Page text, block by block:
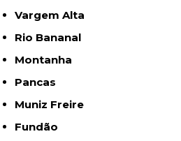
Vargem Alta
Rio Bananal
Montanha
Pancas
Muniz Freire
Fundão